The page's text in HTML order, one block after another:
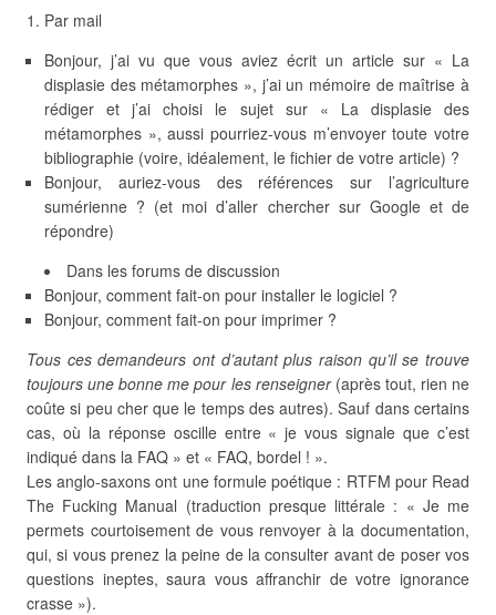
Par mail
Bonjour, j’ai vu que vous aviez écrit un article sur « La
displasie des métamorphes », j’ai un mémoire de maîtrise à
rédiger et j’ai choisi le sujet sur « La displasie des
métamorphes », aussi pourriez-vous m’envoyer toute votre
bibliographie (voire, idéalement, le fichier de votre article) ?
Bonjour, auriez-vous des références sur l’agriculture
sumérienne ? (et moi d’aller chercher sur Google et de
répondre)
Dans les forums de discussion
Bonjour, comment fait-on pour installer le logiciel ?
Bonjour, comment fait-on pour imprimer ?
Tous ces demandeurs ont d’autant plus raison qu’il se trouve
toujours une bonne me pour les renseigner(après tout, rien ne
coûte si peu cher que le temps des autres). Sauf dans certains
cas, où la réponse oscille entre « je vous signale que c’est
indiqué dans la FAQ » et « FAQ, bordel ! ».
Les anglo-saxons ont une formule poétique : RTFM pour Read
The Fucking Manual (traduction presque littérale : « Je me
permets courtoisement de vous renvoyer à la documentation,
qui, si vous prenez la peine de la consulter avant de poser vos
questions ineptes, saura vous affranchir de votre ignorance
crasse »).